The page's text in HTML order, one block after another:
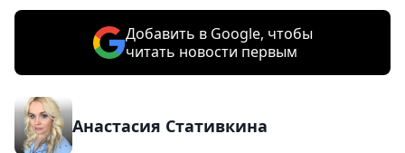
Добавить в Google, чтобы
читать новости первым
Анастасия Стативкина